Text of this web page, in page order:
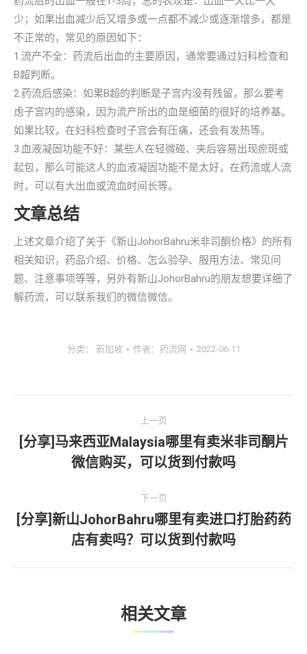
少；如果出血减少后又增多或一点都不减少或逐渐增多，都是
不正常的，常见的原因如下：
1.流产不全：药流后出血的主要原因，通常要通过妇科检查和
B超判断。
2.药流后感染：如果B超的判断是子宫内没有残留，那么要考
虑子宫内的感染，因为流产所出的血是细菌的很好的培养基。
如果比较，在妇科检查时子宫会有压痛，还会有发热等。
3.血液凝固功能不好：某些人在轻微碰、夹后容易出现瘀斑或
起包，那么可能这人的血液凝固功能不是太好，在药流或人流
时，可以有大出血或流血时间长等。
文章总结
上述文章介绍了关于《新山JohorBahru米非司酮价格》的所有
相关知识，药品介绍、价格、怎么验孕、服用方法、常见问
题、注意事项等等，另外有新山JohorBahru的朋友想要详细了
解药流，可以联系我们的微信微信。
分类： 新加坡 作者： 药流网 2022-06-11
章
上一页
一
[分享]马来西亚Malaysia哪里有卖米非司酮片
微信购买，可以货到付款吗
下一页
下
一
文
[分享]新山JohorBahru哪里有卖进口打胎药药
店有卖吗？可以货到付款吗
相关文章